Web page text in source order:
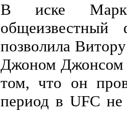
В иске
позволила
Джоном Джонсом
том, что он
период в UFC не